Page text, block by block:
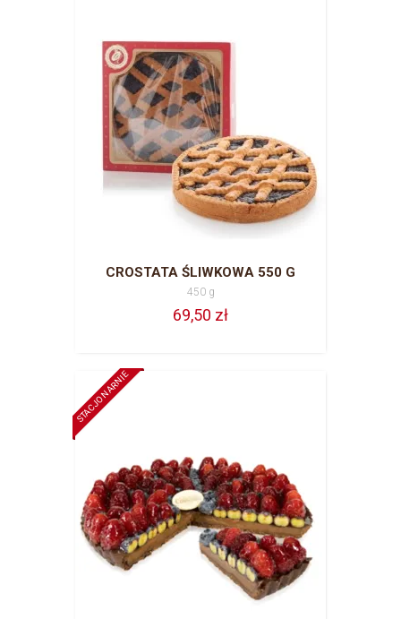
CROSTATA ŚLIWKOWA 550 G
450 g
69,50 zł
STACJONARNIE